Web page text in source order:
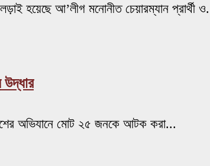
হয়েছে আ’লীগ মনোনীত চেয়ারম্যান প্রার্থী
উদ্ধার
অভিযানে মোট ২৫ জনকে আটক করা...